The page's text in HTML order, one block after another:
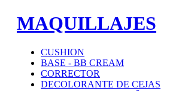
MAQUILLAJES
CUSHION
BASE - BB CREAM
CORRECTOR
DECOLORANTE DE CEJAS